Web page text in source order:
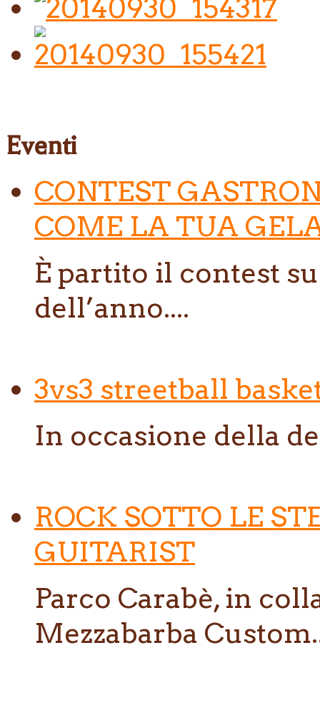
Eventi
CONTEST
COME LA TUA
È partito il contest
dell’anno....
3vs3 streetball
In occasione della
ROCK SOTTO LE
GUITARIST
Parco Carabè, in
Mezzabarba